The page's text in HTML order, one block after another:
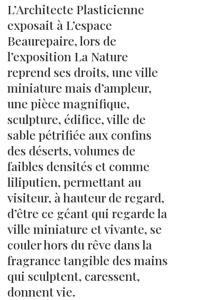
L’Architecte Plasticienne
exposait à L’espace
Beaurepaire, lors de
l’exposition La Nature
reprend ses droits, une ville
miniature mais d’ampleur,
une pièce magnifique,
sculpture, édifice, ville de
sable pétrifiée aux confins
des déserts, volumes de
faibles densités et comme
liliputien, permettant au
visiteur, à hauteur de regard,
d’être ce géant qui regarde la
ville miniature et vivante, se
couler hors du rêve dans la
fragrance tangible des mains
qui sculptent, caressent,
donnent vie.